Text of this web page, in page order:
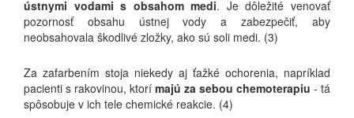
ústnymi vodami s obsahom medi. Je dôležité venovať
pozornosť obsahu ústnej vody a zabezpečiť, aby
neobsahovala škodlivé zložky, ako sú soli medi. (3)
Za zafarbením stoja niekedy aj ťažké ochorenia, napríklad
pacienti s rakovinou, ktorí majú za sebou chemoterapiu - tá
spôsobuje v ich tele chemické reakcie. (4)